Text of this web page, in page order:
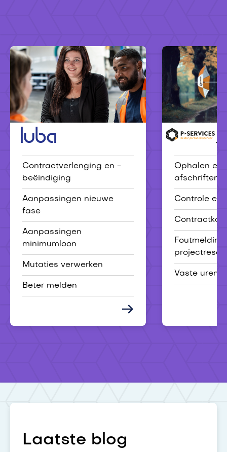
Luba
Contractverlenging en -
beëindiging
Aanpassingen nieuwe
fase
Aanpassingen
minimumloon
Mutaties verwerken
Beter melden
P-services
Ophalen en
afschriften
Controle
Foutmelding
Vaste uren
Laatste blog